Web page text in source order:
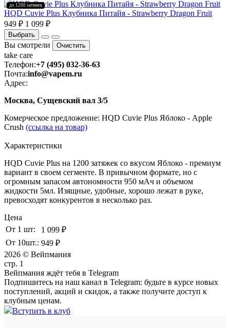
до 1200 затяжек
HQD Cuvie Plus Клубника Питайя - Strawberry Dragon Fruit
949 ₽ 1 099 ₽
Выбрать
Вы смотрели Очистить
take care
Телефон:+7 (495) 032-36-63
Почта:info@vapem.ru
Адрес:
Москва, Сущевский вал 3/5
Комерческое предложение: HQD Cuvie Plus Яблоко - Apple
Crush (ссылка на товар)
Характеристики
HQD Cuvie Plus на 1200 затяжек со вкусом Яблоко - премиум
вариант в своем сегменте. В привычном формате, но с
огромным запасом автономности 950 мАч и объемом
жидкости 5мл. Изящные, удобные, хорошо лежат в руке,
превосходят конкурентов в несколько раз.
Цена
От 1 шт:
1 099 ₽
От 10шт.: 949 ₽
2026 © Вейпмания
стр. 1
Вейпмания ждёт тебя в Telegram
Подпишитесь на наш канал в Telegram: будьте в курсе новых
поступлений, акций и скидок, а также получите доступ к
клубным ценам.
Вступить в клуб